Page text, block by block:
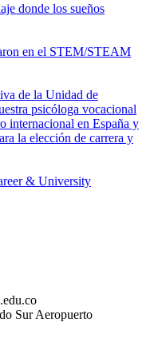
donde los sueños
en el STEM/STEAM
de la Unidad de
psicóloga vocacional
internacional en España y
la elección de carrera y
& University
Sur Aeropuerto